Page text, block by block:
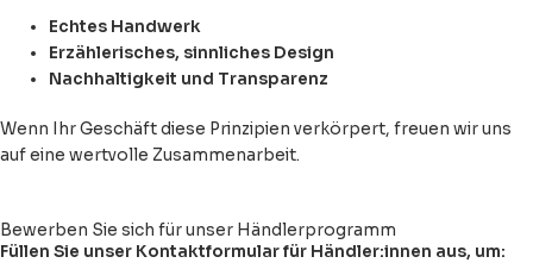
Echtes Handwerk
Erzählerisches, sinnliches Design
Nachhaltigkeit und Transparenz
Wenn Ihr Geschäft diese Prinzipien verkörpert, freuen wir uns
auf eine wertvolle Zusammenarbeit.
Bewerben Sie sich für unser Händlerprogramm
Füllen Sie unser Kontaktformular für Händler:innen aus, um: